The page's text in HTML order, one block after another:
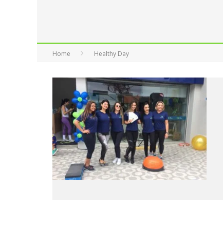
Home Healthy Day